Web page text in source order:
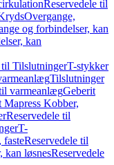
Reservedele til
Overgange,
og forbindelser, kan
kan
til TilslutningerT-stykker
Tilslutninger
varmeanlægGeberit
Mapress Kobber,
Reservedele til
T-
fasteReservedele til
kan løsnesReservedele